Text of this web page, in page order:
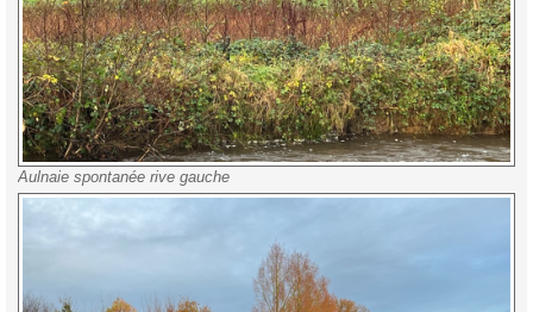
Aulnaie spontanée rive gauche